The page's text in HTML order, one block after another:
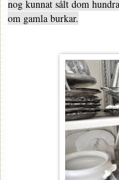
nog kunnat sålt dom
om gamla burkar.